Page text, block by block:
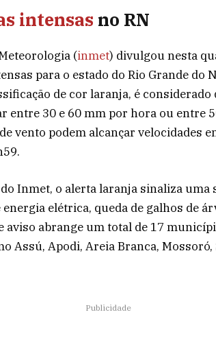
intensas no RN
(inmet) divulgou nesta
para o estado do Rio Grande do
de cor laranja, é considerado
entre 30 e 60 mm por hora ou entre
vento podem alcançar velocidades
Inmet, o alerta laranja sinaliza uma
elétrica, queda de galhos de
aviso abrange um total de 17
Assú, Apodi, Areia Branca, Mossoró,
Publicidade